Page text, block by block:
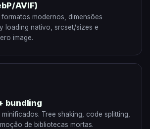
AVIF)
modernos, dimensões
loading nativo, srcset/sizes e
image.
bundling
Tree shaking, code splitting,
de bibliotecas mortas.